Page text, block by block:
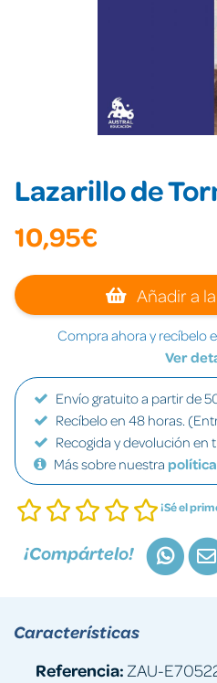
Lazarillo de
10,95€
Añadir a
Compra ahora y recíbelo
Ver
Envío gratuito a partir de
Recíbelo en 48 horas.
Recogida y devolución en
Más sobre nuestra
¡Sé el
¡Compártelo!
Características
Referencia: ZAU-